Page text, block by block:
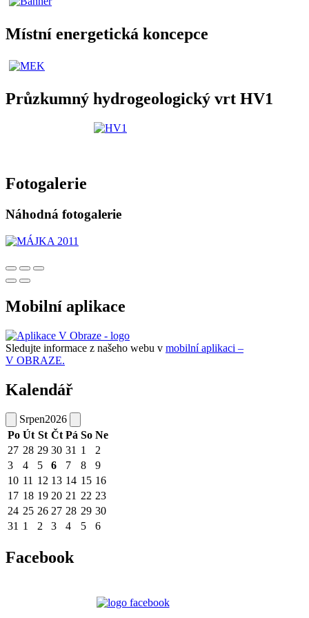
Místní energetická koncepce
Průzkumný hydrogeologický vrt HV1
Fotogalerie
Náhodná fotogalerie
Mobilní aplikace
Sledujte informace z našeho webu v mobilní aplikaci –
V OBRAZE.
Kalendář
Srpen2026
Po Út St Čt Pá So Ne
27 28 29 30 31 1
2
3
4 5 6 7 8
9
10 11 12 13 14 15 16
17 18 19 20 21 22 23
24 25 26 27 28 29 30
31 1 2 3 4 5 6
Facebook